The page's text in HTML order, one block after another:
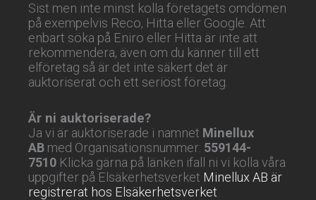
Sist men inte minst kolla företagets omdömen
på exempelvis Reco, Hitta eller Google. Att
enbart söka på Eniro eller Hitta är inte att
rekommendera, även om du känner till ett
elföretag så är det inte säkert det är
auktoriserat och ett seriöst företag.
Är ni auktoriserade?
Ja vi är auktoriserade i namnet Minellux
AB med Organisationsnummer: 559144-
7510 Klicka gärna på länken ifall ni vi kolla våra
uppgifter på Elsäkerhetsverket Minellux AB är
registrerat hos Elsäkerhetsverket